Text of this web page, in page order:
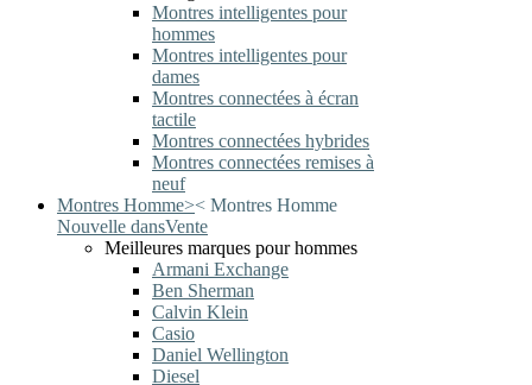
Montres intelligentes pour
hommes
Montres intelligentes pour
dames
Montres connectées à écran
tactile
Montres connectées hybrides
Montres connectées remises à
neuf
Montres Homme>< Montres Homme
Nouvelle dansVente
Meilleures marques pour hommes
Armani Exchange
Ben Sherman
Calvin Klein
Casio
Daniel Wellington
Diesel